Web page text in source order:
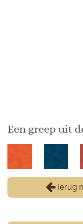
Een greep uit
Terug